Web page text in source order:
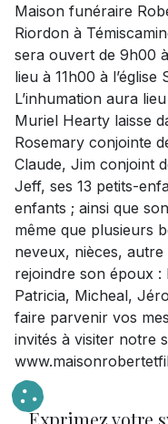
Maison funéraire
Riordon à
sera ouvert de 9h00
lieu à 11h00 à
L’inhumation aura
Muriel Hearty laisse
Rosemary conjointe
Claude, Jim conjoint
Jeff, ses 13 petits-
enfants ; ainsi que
même que plusieurs
neveux, nièces,
rejoindre son époux :
Patricia, Micheal,
faire parvenir vos
invités à visiter notre